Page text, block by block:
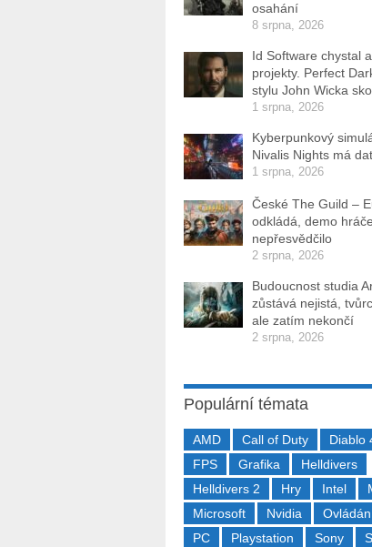
osahání
8 srpna, 2026
Id Software chystal
projekty. Perfect
stylu John Wicka
1 srpna, 2026
Kyberpunkový
Nivalis Nights má
1 srpna, 2026
České The Guild –
odkládá, demo
nepřesvědčilo
2 srpna, 2026
Budoucnost studia
zůstává nejistá,
ale zatím nekončí
2 srpna, 2026
Populární témata
AMD Call of Duty Diablo
FPS
Grafika
Helldivers
Helldivers 2
Hry Intel
Microsoft
Nvidia
PC
Playstation Sony